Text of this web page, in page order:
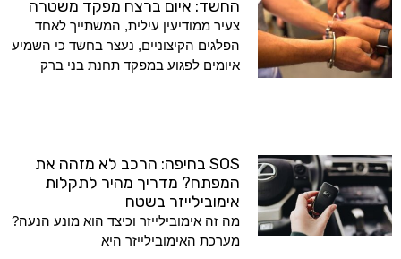
החשד: איום ברצח מפקד משטרה
צעיר ממודיעין עילית, המשתייך לאחד
הפלגים הקיצוניים, נעצר בחשד כי השמיע
איומים לפגוע במפקד תחנת בני ברק
SOS בחיפה: הרכב לא מזהה את
המפתח? מדריך מהיר לתקלות
אימובילייזר בשטח
מה זה אימובילייזר וכיצד הוא מונע הנעה?
מערכת האימובילייזר היא